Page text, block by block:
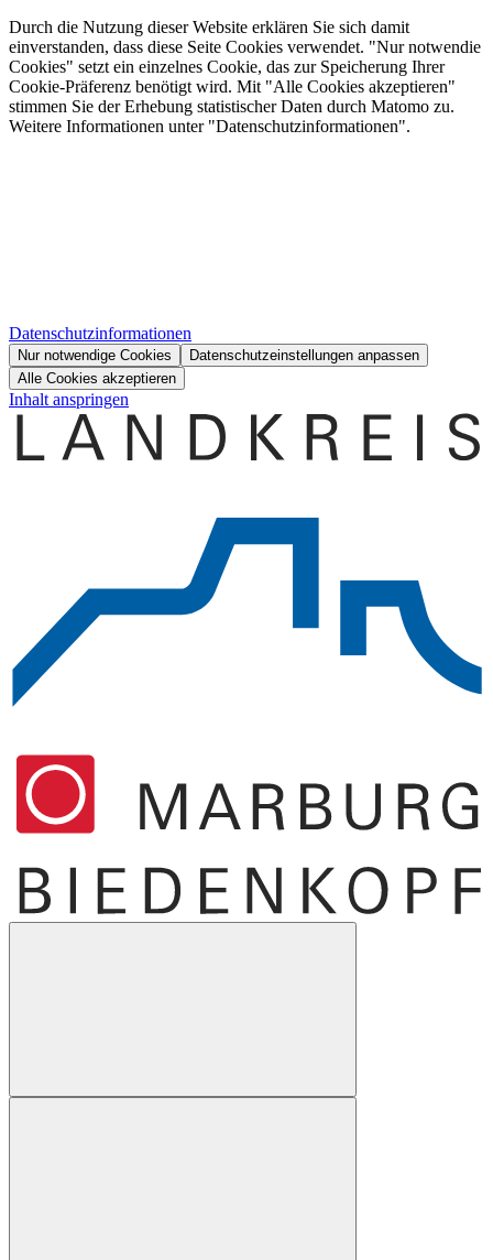
Durch die Nutzung dieser Website erklären Sie sich damit
einverstanden, dass diese Seite Cookies verwendet. "Nur notwendie
Cookies" setzt ein einzelnes Cookie, das zur Speicherung Ihrer
Cookie-Präferenz benötigt wird. Mit "Alle Cookies akzeptieren"
stimmen Sie der Erhebung statistischer Daten durch Matomo zu.
Weitere Informationen unter "Datenschutzinformationen".
Datenschutzinformationen
Nur notwendige Cookies
Datenschutzeinstellungen anpassen
Alle Cookies akzeptieren
Inhalt anspringen